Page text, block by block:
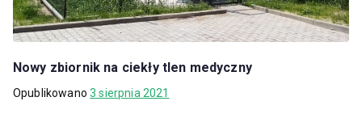
Nowy zbiornik na ciekły tlen medyczny
Opublikowano3 sierpnia 2021